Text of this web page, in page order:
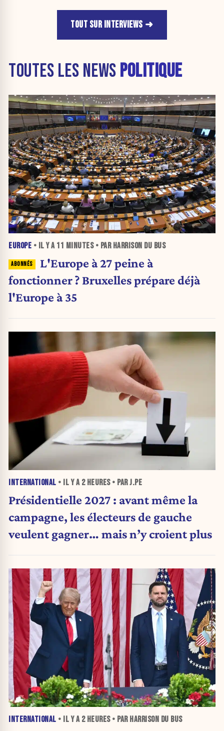
TOUT SUR INTERVIEWS
TOUTES LES NEWS POLITIQUE
EUROPE • IL Y A 11 MINUTES• PAR HARRISON DU BUS
L'Europe à 27 peine à
fonctionner ? Bruxelles prépare déjà
l'Europe à 35
INTERNATIONAL • IL Y A 2 HEURES• PAR J.PE
Présidentielle 2027 : avant même la
campagne, les électeurs de gauche
veulent gagner… mais n’y croient plus
INTERNATIONAL • IL Y A 2 HEURES• PAR HARRISON DU BUS